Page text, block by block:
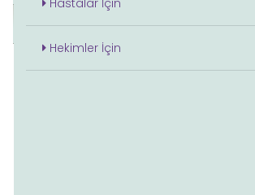
Editorial Policies
Hastalar İçin
Hekimler İçin